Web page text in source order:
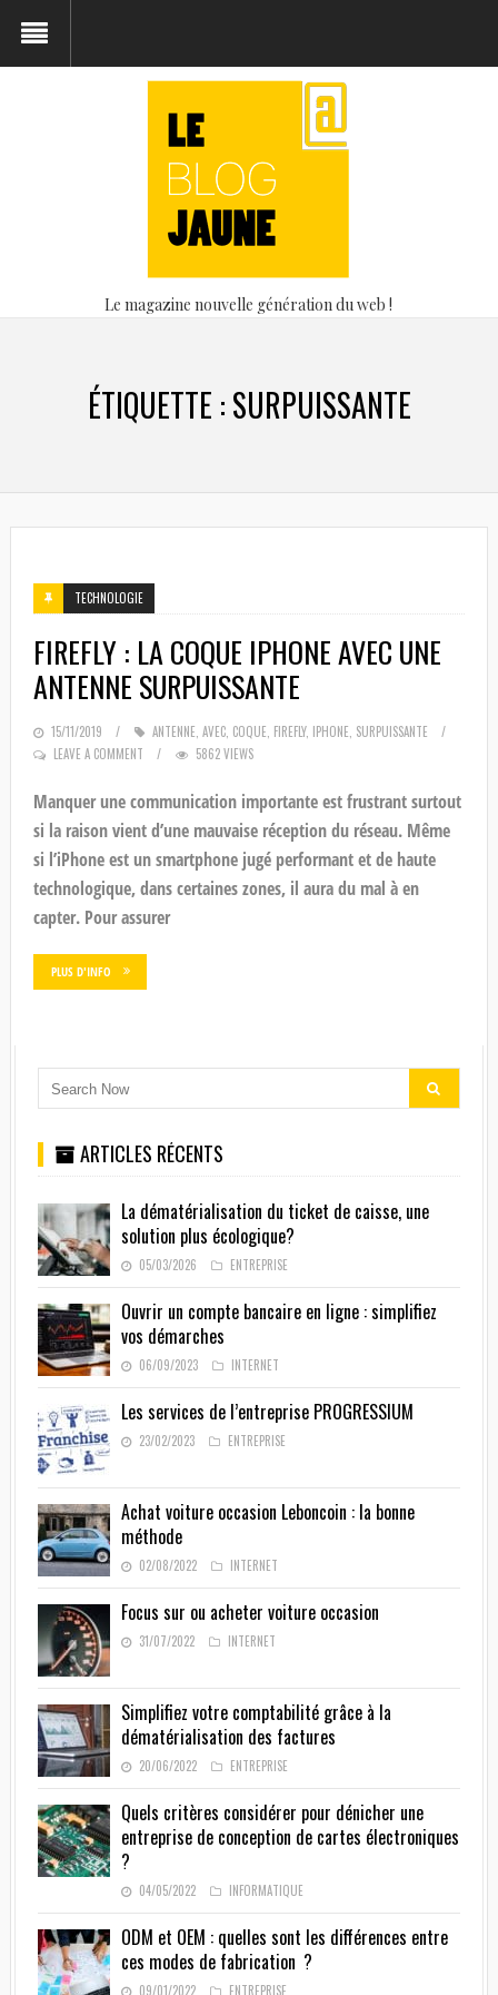
Le magazine nouvelle génération du web !
ÉTIQUETTE :SURPUISSANTE
TECHNOLOGIE
FIREFLY : LA COQUE IPHONE AVEC UNE
ANTENNE SURPUISSANTE
POSTED
ON
15/11/2019 ANTENNE AVEC, COQUE FIREFLY, IPHONE SURPUISSANTE
LEAVE A COMMENT
5862 VIEWS
Manquer une communication importante est frustrant surtout
si la raison vient d’une mauvaise réception du réseau. Même
si l’iPhone est un smartphone jugé performant et de haute
technologique, dans certaines zones, il aura du mal à en
capter. Pour assurer
PLUS D'INFO
ARTICLES RÉCENTS
La dématérialisation du ticket de caisse, une
solution plus écologique?
05/03/2026 ENTREPRISE
Ouvrir un compte bancaire en ligne : simplifiez
vos démarches
06/09/2023 INTERNET
Les services de l’entreprise PROGRESSIUM
23/02/2023 ENTREPRISE
Achat voiture occasion Leboncoin : la bonne
méthode
02/08/2022 INTERNET
Focus sur ou acheter voiture occasion
31/07/2022 INTERNET
Simplifiez votre comptabilité grâce à la
dématérialisation des factures
20/06/2022 ENTREPRISE
Quels critères considérer pour dénicher une
entreprise de conception de cartes électroniques
?
04/05/2022 INFORMATIQUE
ODM et OEM : quelles sont les différences entre
ces modes de fabrication ?
09/01/2022 ENTREPRISE